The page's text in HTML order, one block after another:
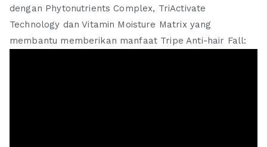
dengan Phytonutrients Complex, TriActivate
Technology dan Vitamin Moisture Matrix yang
membantu memberikan manfaat Tripe Anti-hair Fall: